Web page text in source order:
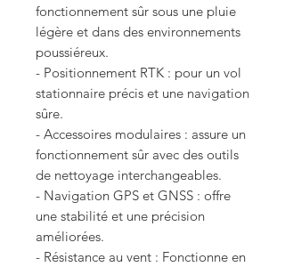
fonctionnement sûr sous une pluie
légère et dans des environnements
poussiéreux.
- Positionnement RTK : pour un vol
stationnaire précis et une navigation
sûre.
- Accessoires modulaires : assure un
fonctionnement sûr avec des outils
de nettoyage interchangeables.
- Navigation GPS et GNSS : offre
une stabilité et une précision
améliorées.
- Résistance au vent : Fonctionne en